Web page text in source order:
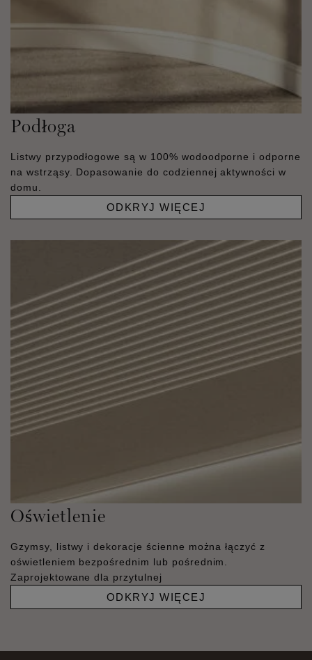
Podłoga
Listwy przypodłogowe są w 100% wodoodporne i odporne
na wstrząsy. Dopasowanie do codziennej aktywności w
domu.
ODKRYJ WIĘCEJ
Oświetlenie
Gzymsy, listwy i dekoracje ścienne można łączyć z
oświetleniem bezpośrednim lub pośrednim.
Zaprojektowane dla przytulnej
ODKRYJ WIĘCEJ